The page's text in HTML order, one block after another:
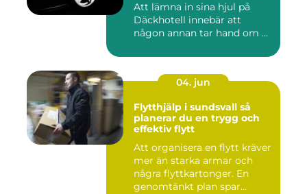
Att lämna in sina hjul på
Däckhotell innebär att
någon annan tar hand om ...
04. jun
Flytthjälp i sundsvall så
planerar du en trygg och
effektiv flytt
Att organisera en flytt kräver
mer än starka armar och
några flyttkartonger. En
genomtänkt plan spar...